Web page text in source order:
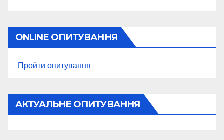
ONLINE ОПИТУВАННЯ
Пройти опитування
АКТУАЛЬНЕ ОПИТУВАННЯ